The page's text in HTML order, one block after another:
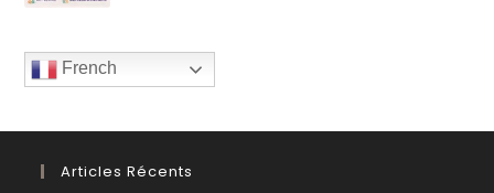
French
Articles Récents